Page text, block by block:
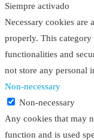
Siempre activado
Necessary cookies are
properly. This category
functionalities and
not store any personal
Non-necessary
Non-necessary
Any cookies that may
function and is used